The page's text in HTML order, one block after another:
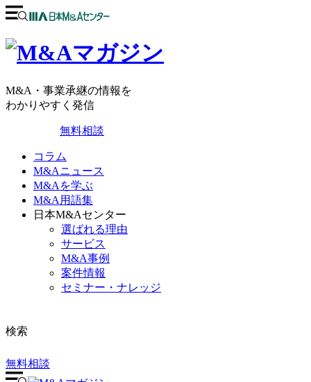
M&A・事業承継の情報を
わかりやすく発信
無料相談
コラム
M&Aニュース
M&Aを学ぶ
M&A用語集
日本M&Aセンター
選ばれる理由
サービス
M&A事例
案件情報
セミナー・ナレッジ
検索
無料相談